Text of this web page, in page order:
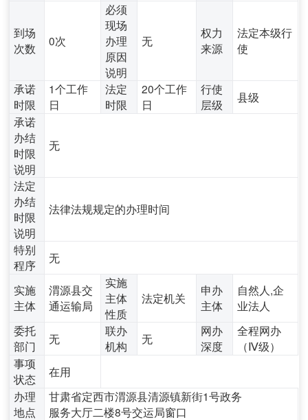
到场
次数
0次
必须
现场
办理
原因
说明
无
权力
来源
法定本级行
使
承诺
时限
1个工作
日
法定
时限
20个工作
日
行使
层级
县级
承诺
办结
时限
说明
无
法定
办结
时限
说明
法律法规规定的办理时间
特别
程序
无
实施
主体
渭源县交
通运输局
实施
主体
性质
法定机关
申办
主体
自然人,企
业法人
委托
部门
无
联办
机构
无
网办
深度
全程网办
（Ⅳ级）
事项
状态
在用
办理
地点
甘肃省定西市渭源县清源镇新街1号政务
服务大厅二楼8号交运局窗口